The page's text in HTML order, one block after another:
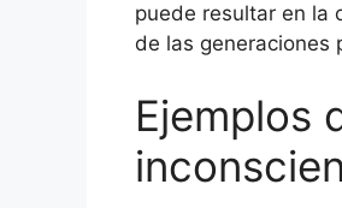
puede resultar en la
de las generaciones
Ejemplos